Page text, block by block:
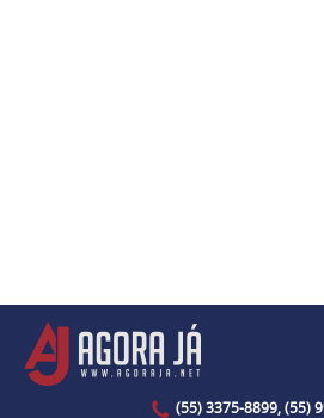
(55) 3375-8899, (55)